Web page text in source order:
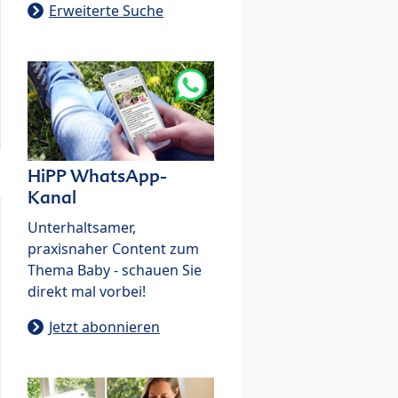
Erweiterte Suche
HiPP WhatsApp-
Kanal
Unterhaltsamer,
praxisnaher Content zum
Thema Baby - schauen Sie
direkt mal vorbei!
Jetzt abonnieren